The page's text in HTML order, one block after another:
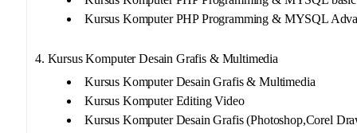
Kursus Komputer PHP Programming & MYSQL
4. Kursus Komputer Desain Grafis & Multimedia
Kursus Komputer Desain Grafis & Multimedia
Kursus Komputer Editing Video
Kursus Komputer Desain Grafis (Photoshop,Corel